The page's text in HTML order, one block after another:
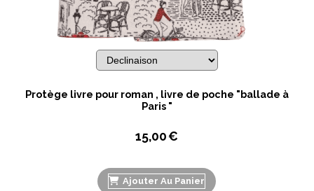
Protège livre pour roman , livre de poche "ballade à
Paris "
15,00€
Ajouter Au Panier